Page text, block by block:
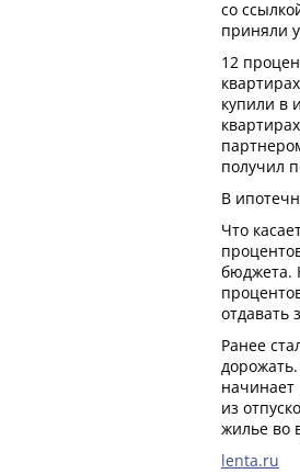
со
приняли
12
купили в
получил
В
Что
бюджета.
отдавать
Ранее
из
жилье во
lenta.ru